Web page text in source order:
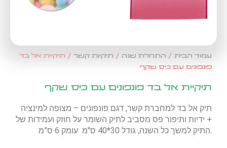
עמוד הבית/התחלת שנה/ תיקיות קשר/ תיקיית אל בד
פונפונים עם כיס שקף
תיקיית אל בד פונפונים עם כיס שקף
תיק אל בד למחברת קשר, דגם פונפונים – מצופה למינציה
+ ידיות ותיפור פס מסביב לתיק השומר על חוזק ועמידות של